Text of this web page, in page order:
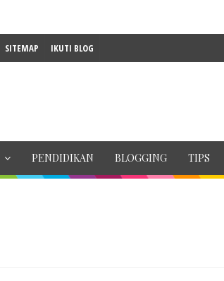
SITEMAP IKUTI BLOG
PENDIDIKAN BLOGGING TIPS